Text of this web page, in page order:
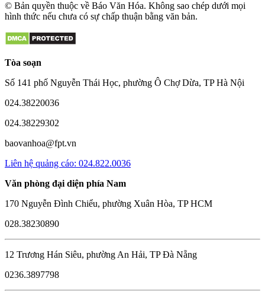
© Bản quyền thuộc về Báo Văn Hóa. Không sao chép dưới mọi
hình thức nếu chưa có sự chấp thuận bằng văn bản.
Tòa soạn
Số 141 phố Nguyễn Thái Học, phường Ô Chợ Dừa, TP Hà Nội
024.38220036
024.38229302
baovanhoa@fpt.vn
Liên hệ quảng cáo: 024.822.0036
Văn phòng đại diện phía Nam
170 Nguyễn Đình Chiểu, phường Xuân Hòa, TP HCM
028.38230890
12 Trương Hán Siêu, phường An Hải, TP Đà Nẵng
0236.3897798